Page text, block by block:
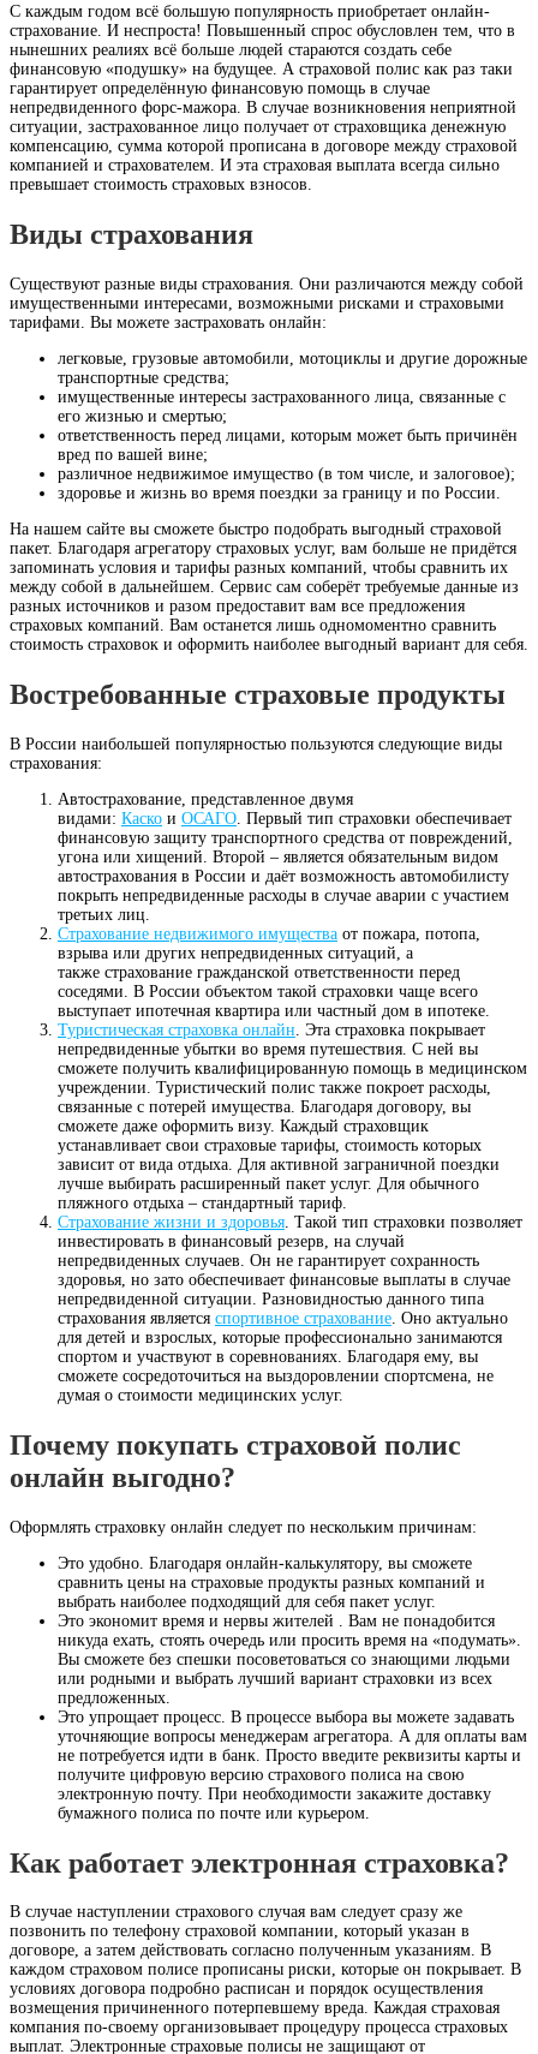
С каждым годом всё большую популярность приобретает онлайн-
страхование. И неспроста! Повышенный спрос обусловлен тем, что в
нынешних реалиях всё больше людей стараются создать себе
финансовую «подушку» на будущее. А страховой полис как раз таки
гарантирует определённую финансовую помощь в случае
непредвиденного форс-мажора. В случае возникновения неприятной
ситуации, застрахованное лицо получает от страховщика денежную
компенсацию, сумма которой прописана в договоре между страховой
компанией и страхователем. И эта страховая выплата всегда сильно
превышает стоимость страховых взносов.
Виды страхования
Существуют разные виды страхования. Они различаются между собой
имущественными интересами, возможными рисками и страховыми
тарифами. Вы можете застраховать онлайн:
легковые, грузовые автомобили, мотоциклы и другие дорожные
транспортные средства;
имущественные интересы застрахованного лица, связанные с
его жизнью и смертью;
ответственность перед лицами, которым может быть причинён
вред по вашей вине;
различное недвижимое имущество (в том числе, и залоговое);
здоровье и жизнь во время поездки за границу и по России.
На нашем сайте вы сможете быстро подобрать выгодный страховой
пакет. Благодаря агрегатору страховых услуг, вам больше не придётся
запоминать условия и тарифы разных компаний, чтобы сравнить их
между собой в дальнейшем. Сервис сам соберёт требуемые данные из
разных источников и разом предоставит вам все предложения
страховых компаний. Вам останется лишь одномоментно сравнить
стоимость страховок и оформить наиболее выгодный вариант для себя.
Востребованные страховые продукты
В России наибольшей популярностью пользуются следующие виды
страхования:
Автострахование, представленное двумя
видами: Каско и ОСАГО . Первый тип страховки обеспечивает
финансовую защиту транспортного средства от повреждений,
угона или хищений. Второй – является обязательным видом
автострахования в России и даёт возможность автомобилисту
покрыть непредвиденные расходы в случае аварии с участием
третьих лиц.
Страхование недвижимого имущества от пожара, потопа,
взрыва или других непредвиденных ситуаций, а
также страхование гражданской ответственности перед
соседями. В России объектом такой страховки чаще всего
выступает ипотечная квартира или частный дом в ипотеке.
Туристическая страховка онлайн . Эта страховка покрывает
непредвиденные убытки во время путешествия. С ней вы
сможете получить квалифицированную помощь в медицинском
учреждении. Туристический полис также покроет расходы,
связанные с потерей имущества. Благодаря договору, вы
сможете даже оформить визу. Каждый страховщик
устанавливает свои страховые тарифы, стоимость которых
зависит от вида отдыха. Для активной заграничной поездки
лучше выбирать расширенный пакет услуг. Для обычного
пляжного отдыха – стандартный тариф.
Страхование жизни и здоровья . Такой тип страховки позволяет
инвестировать в финансовый резерв, на случай
непредвиденных случаев. Он не гарантирует сохранность
здоровья, но зато обеспечивает финансовые выплаты в случае
непредвиденной ситуации. Разновидностью данного типа
страхования является спортивное страхование . Оно актуально
для детей и взрослых, которые профессионально занимаются
спортом и участвуют в соревнованиях. Благодаря ему, вы
сможете сосредоточиться на выздоровлении спортсмена, не
думая о стоимости медицинских услуг.
Почему покупать страховой полис
онлайн выгодно?
Оформлять страховку онлайн следует по нескольким причинам:
Это удобно. Благодаря онлайн-калькулятору, вы сможете
сравнить цены на страховые продукты разных компаний и
выбрать наиболее подходящий для себя пакет услуг.
Это экономит время и нервы жителей . Вам не понадобится
никуда ехать, стоять очередь или просить время на «подумать».
Вы сможете без спешки посоветоваться со знающими людьми
или родными и выбрать лучший вариант страховки из всех
предложенных.
Это упрощает процесс. В процессе выбора вы можете задавать
уточняющие вопросы менеджерам агрегатора. А для оплаты вам
не потребуется идти в банк. Просто введите реквизиты карты и
получите цифровую версию страхового полиса на свою
электронную почту. При необходимости закажите доставку
бумажного полиса по почте или курьером.
Как работает электронная страховка?
В случае наступлении страхового случая вам следует сразу же
позвонить по телефону страховой компании, который указан в
договоре, а затем действовать согласно полученным указаниям. В
каждом страховом полисе прописаны риски, которые он покрывает. В
условиях договора подробно расписан и порядок осуществления
возмещения причиненного потерпевшему вреда. Каждая страховая
компания по-своему организовывает процедуру процесса страховых
выплат. Электронные страховые полисы не защищают от